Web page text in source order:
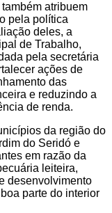
atribuem
pela política
deles, a
de Trabalho,
pela secretária
ações de
das
e reduzindo a
de renda.
da região do
do Seridó e
em razão da
leiteira,
desenvolvimento
parte do interior